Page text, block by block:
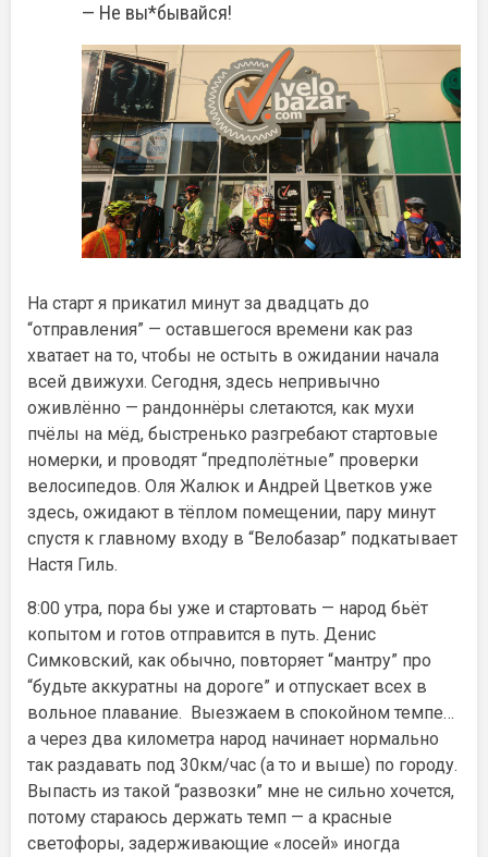
— Не вы*бывайся!
На старт я прикатил минут за двадцать до
“отправления” — оставшегося времени как раз
хватает на то, чтобы не остыть в ожидании начала
всей движухи. Сегодня, здесь непривычно
оживлённо — рандоннёры слетаются, как мухи
пчёлы на мёд, быстренько разгребают стартовые
номерки, и проводят “предполётные” проверки
велосипедов. Оля Жалюк и Андрей Цветков уже
здесь, ожидают в тёплом помещении, пару минут
спустя к главному входу в “Велобазар” подкатывает
Настя Гиль.
8:00 утра, пора бы уже и стартовать — народ бьёт
копытом и готов отправится в путь. Денис
Симковский, как обычно, повторяет “мантру” про
“будьте аккуратны на дороге” и отпускает всех в
вольное плавание. Выезжаем в спокойном темпе…
а через два километра народ начинает нормально
так раздавать под 30км/час (а то и выше) по городу.
Выпасть из такой “развозки” мне не сильно хочется,
потому стараюсь держать темп — а красные
светофоры, задерживающие «лосей» иногда